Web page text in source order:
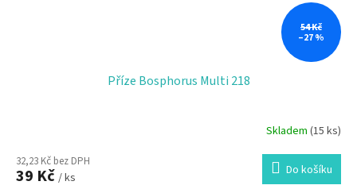
54 Kč
–27 %
Příze Bosphorus Multi 218
Skladem (15 ks)
32,23 Kč bez DPH
39 Kč / ks Do košíku